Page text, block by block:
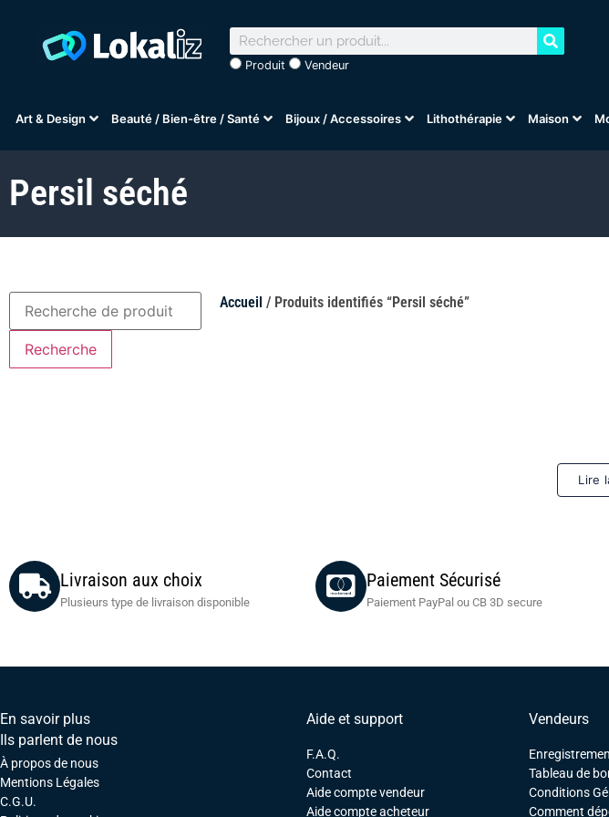
Produit Vendeur
Art & Design Beauté / Bien-être / Santé Bijoux / Accessoires Lithothérapie Maison
Persil séché
Recherche
Accueil / Produits identifiés “Persil séché”
Lire
Livraison aux choix
Plusieurs type de livraison disponible
Paiement Sécurisé
Paiement PayPal ou CB 3D secure
En savoir plus
Ils parlent de nous
À propos de nous
Mentions Légales
C.G.U.
Aide et support
F.A.Q.
Contact
Aide compte vendeur
Aide compte acheteur
Vendeurs
Tableau de
Conditions
Comment